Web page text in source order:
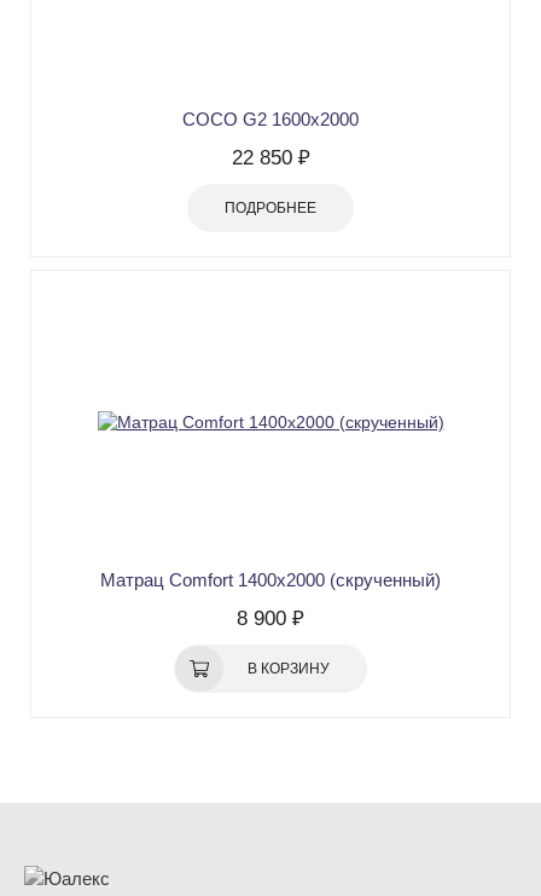
COCO G2 1600х2000
22 850 ₽
ПОДРОБНЕЕ
Матрац Comfort 1400х2000 (скрученный)
8 900 ₽
В КОРЗИНУ